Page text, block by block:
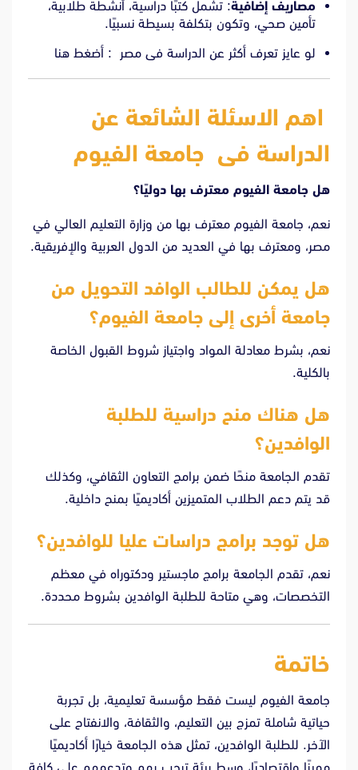
مصاريف إضافية: تشمل كتبًا دراسية، أنشطة طلابية،
تأمين صحي، وتكون بتكلفة بسيطة نسبيًا.
لو عايز تعرف أكثر عن الدراسة فى مصر : أضغط هنا
اهم الاسئلة الشائعة عن
الدراسة فى جامعة الفيوم
هل جامعة الفيوم معترف بها دوليًا؟
نعم، جامعة الفيوم معترف بها من وزارة التعليم العالي في
مصر، ومعترف بها في العديد من الدول العربية والإفريقية.
هل يمكن للطالب الوافد التحويل من
جامعة أخرى إلى جامعة الفيوم؟
نعم، بشرط معادلة المواد واجتياز شروط القبول الخاصة
بالكلية.
هل هناك منح دراسية للطلبة
الوافدين؟
تقدم الجامعة منحًا ضمن برامج التعاون الثقافي، وكذلك
قد يتم دعم الطلاب المتميزين أكاديميًا بمنح داخلية.
هل توجد برامج دراسات عليا للوافدين؟
نعم، تقدم الجامعة برامج ماجستير ودكتوراه في معظم
التخصصات، وهي متاحة للطلبة الوافدين بشروط محددة.
خاتمة
جامعة الفيوم ليست فقط مؤسسة تعليمية، بل تجربة
حياتية شاملة تمزج بين التعليم، والثقافة، والانفتاح على
الآخر. للطلبة الوافدين، تمثل هذه الجامعة خيارًا أكاديميًا
مميزًا واقتصاديًا، وسط بيئة ترحب بهم وتدعمهم على كافة